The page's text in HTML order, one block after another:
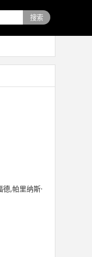
搜索
德,帕里纳斯·